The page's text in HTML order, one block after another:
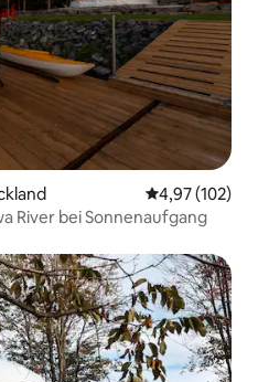
4,97 (102)
River bei Sonnenaufgang